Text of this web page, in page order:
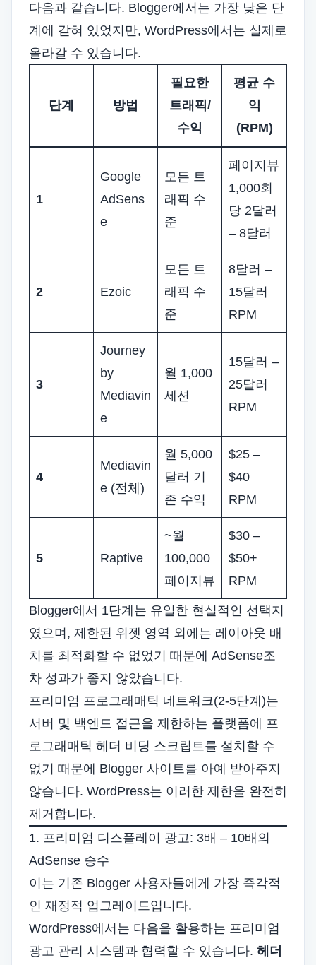
다음과 같습니다. Blogger에서는 가장 낮은 단
계에 갇혀 있었지만, WordPress에서는 실제로
올라갈 수 있습니다.
단계 방법
필요한
트래픽/
수익
평균 수
익
(RPM)
1
Google
AdSens
e
모든 트
래픽 수
준
페이지뷰
1,000회
당 2달러
– 8달러
2 Ezoic
모든 트
래픽 수
준
8달러 –
15달러
RPM
3
Journey
by
Mediavin
e
월 1,000
세션
15달러 –
25달러
RPM
4
Mediavin
e (전체)
월 5,000
달러 기
존 수익
$25 –
$40
RPM
5 Raptive
~월
100,000
페이지뷰
$30 –
$50+
RPM
Blogger에서 1단계는 유일한 현실적인 선택지
였으며, 제한된 위젯 영역 외에는 레이아웃 배
치를 최적화할 수 없었기 때문에 AdSense조
차 성과가 좋지 않았습니다.
프리미엄 프로그래매틱 네트워크(2-5단계)는
서버 및 백엔드 접근을 제한하는 플랫폼에 프
로그래매틱 헤더 비딩 스크립트를 설치할 수
없기 때문에 Blogger 사이트를 아예 받아주지
않습니다. WordPress는 이러한 제한을 완전히
제거합니다.
1. 프리미엄 디스플레이 광고: 3배 – 10배의
AdSense 승수
이는 기존 Blogger 사용자들에게 가장 즉각적
인 재정적 업그레이드입니다.
WordPress에서는 다음을 활용하는 프리미엄
광고 관리 시스템과 협력할 수 있습니다. 헤더